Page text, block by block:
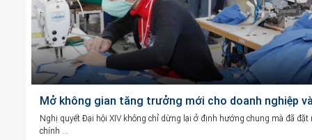
Mở không gian tăng trưởng mới cho doanh nghiệp
Nghị quyết Đại hội XIV không chỉ dừng lại ở định hướng chung mà đã đặt
chính …